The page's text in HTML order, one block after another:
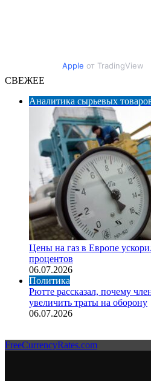
Apple от TradingView
СВЕЖЕЕ
Аналитика сырьевых
Цены на газ в Европе
процентов
06.07.2026
Политика
Рютте рассказал, почему
увеличить траты на оборону
06.07.2026
FreeCurrencyRates.com